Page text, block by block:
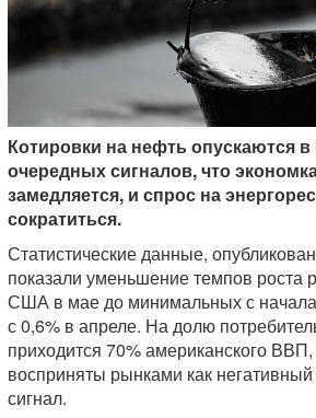
Котировки на нефть опускаются
очередных сигналов, что
замедляется, и спрос на
сократиться.
Статистические данные,
показали уменьшение темпов роста
США в мае до минимальных с начала
с 0,6% в апреле. На долю
приходится 70% американского
восприняты рынками как
сигнал.